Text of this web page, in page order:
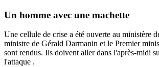
Un homme avec une machette
Une cellule de crise a été ouverte au ministère
ministre de Gérald Darmanin et le Premier
sont rendus. Ils doivent aller dans l'après-midi
l'attaque .